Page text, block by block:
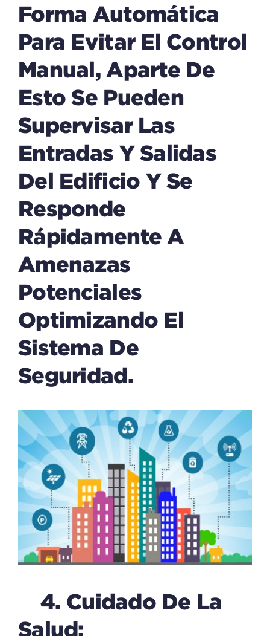
Forma Automática
Para Evitar El Control
Manual, Aparte De
Esto Se Pueden
Supervisar Las
Entradas Y Salidas
Del Edificio Y Se
Responde
Rápidamente A
Amenazas
Potenciales
Optimizando El
Sistema De
Seguridad.
4. Cuidado De La
Salud: